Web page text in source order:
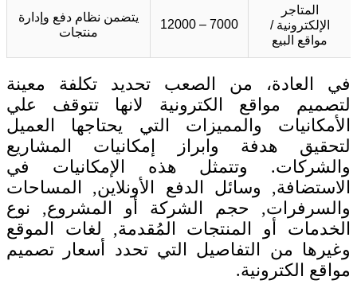
المتاجر
الإلكترونية /
مواقع البيع
7000 – 12000
يتضمن نظام دفع وإدارة
منتجات
في العادة، من الصعب تحديد تكلفة معينة
لتصميم مواقع الكترونية لانها تتوقف علي
الأمكانيات والمميزات التي يحتاجها العميل
لتحقيق هدفة وابراز إمكانيات المشاريع
والشركات. وتتمثل هذه الإمكانيات في
الاستضافة, وسائل الدفع الأونلاين, المساحات
والسرفرات, حجم الشركة أو المشروع, نوع
الخدمات أو المنتجات المُقدمة, لغات الموقع
وغيرها من التفاصيل التي تحدد أسعار تصميم
مواقع الكترونية.